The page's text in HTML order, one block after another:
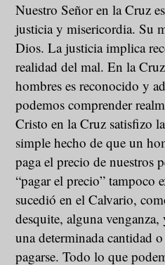
Nuestro Señor en la Cruz
justicia y misericordia. Su
Dios. La justicia implica
realidad del mal. En la
hombres es reconocido y
podemos comprender
Cristo en la Cruz satisfizo
simple hecho de que un
paga el precio de nuestros
“pagar el precio” tampoco
sucedió en el Calvario,
desquite, alguna
una determinada cantidad
pagarse. Todo lo que